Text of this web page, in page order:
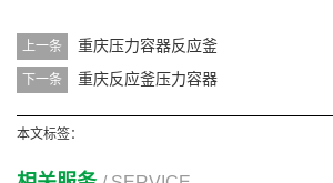
上一条 重庆压力容器反应釜
下一条 重庆反应釜压力容器
本文标签：